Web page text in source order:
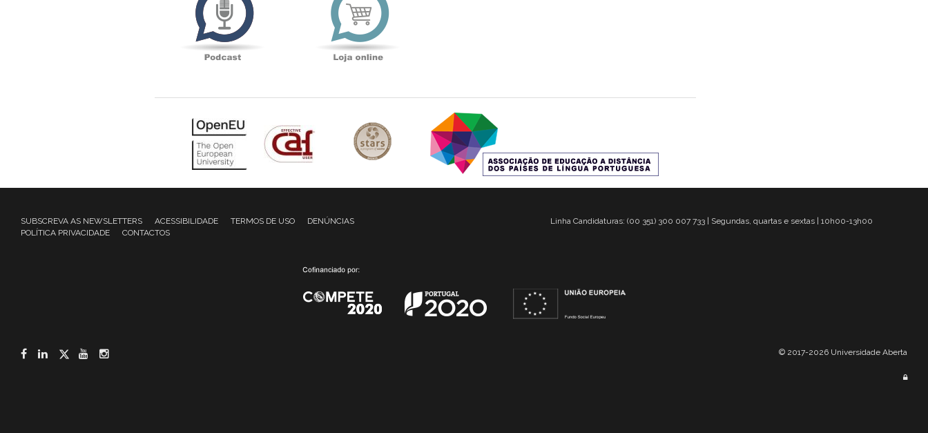
SUBSCREVA AS NEWSLETTERS ACESSIBILIDADE TERMOS DE USO
DENÚNCIAS
POLÍTICA PRIVACIDADE
CONTACTOS
Linha Candidaturas: (00 351) 300 007 733 | Segundas, quartas e sextas | 10h00-13h00
Facebook
LinkedIn
Twitter
YouTube © 2017-2026 Universidade Aberta